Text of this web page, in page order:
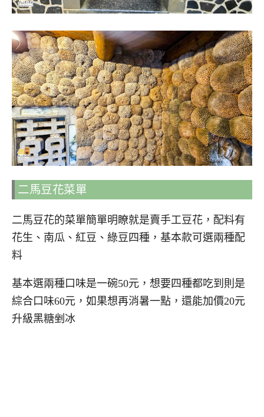
二馬豆花菜單
二馬豆花的菜單簡單明瞭就是賣手工豆花，配料有
花生、南瓜、紅豆、綠豆四種，基本款可選兩種配
料
基本選兩種口味是一碗50元，想要四種都吃到則是
綜合口味60元，如果想再消暑一點，還能加價20元
升級黑糖剉冰